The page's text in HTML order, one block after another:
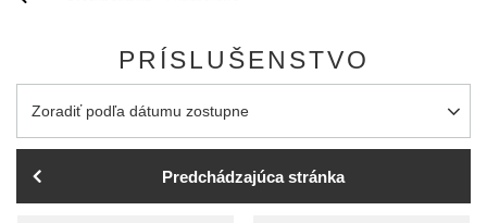
PRÍSLUŠENSTVO
Zmień sortowanie
Zoradiť podľa dátumu zostupne
Predchádzajúca stránka